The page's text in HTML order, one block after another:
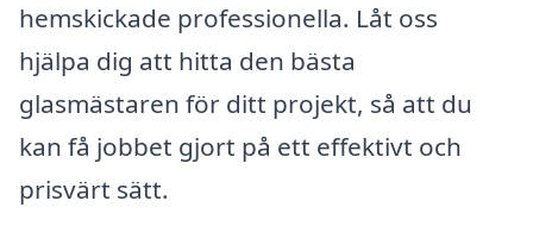
hemskickade professionella. Låt oss
hjälpa dig att hitta den bästa
glasmästaren för ditt projekt, så att du
kan få jobbet gjort på ett effektivt och
prisvärt sätt.